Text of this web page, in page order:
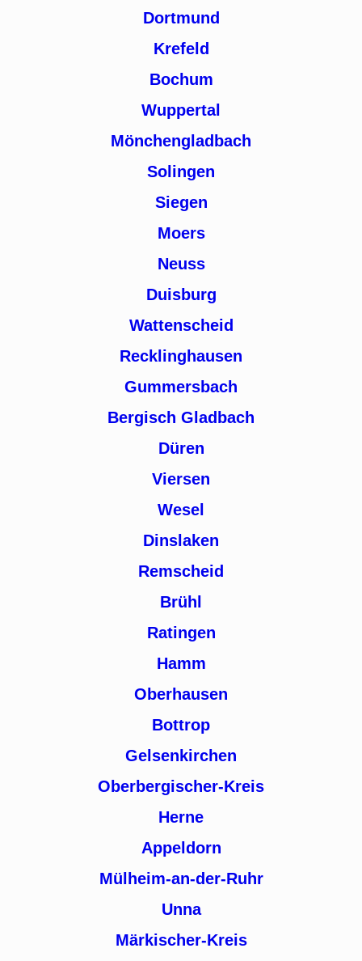
Dortmund
Krefeld
Bochum
Wuppertal
Mönchengladbach
Solingen
Siegen
Moers
Neuss
Duisburg
Wattenscheid
Recklinghausen
Gummersbach
Bergisch Gladbach
Düren
Viersen
Wesel
Dinslaken
Remscheid
Brühl
Ratingen
Hamm
Oberhausen
Bottrop
Gelsenkirchen
Oberbergischer-Kreis
Herne
Appeldorn
Mülheim-an-der-Ruhr
Unna
Märkischer-Kreis